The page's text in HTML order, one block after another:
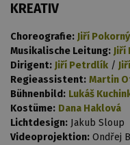
KREATIV
Choreografie: Jiří Pokorný
Musikalische Leitung:
Dirigent: Jiří Petrdlík /
Regieassistent: Martin
Bühnenbild: Lukáš
Kostüme: Dana Haklová
Lichtdesign: Jakub Sloup
Videoprojektion: Ondřej